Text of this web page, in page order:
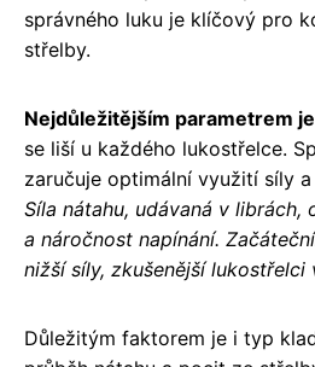
správného luku je klíčový pro
střelby.
Nejdůležitějším parametrem
se liší u každého lukostřelce.
zaručuje optimální využití síly
Síla nátahu, udávaná v librách,
a náročnost napínání.
nižší síly, zkušenější lukostřelci
Důležitým faktorem je i typ